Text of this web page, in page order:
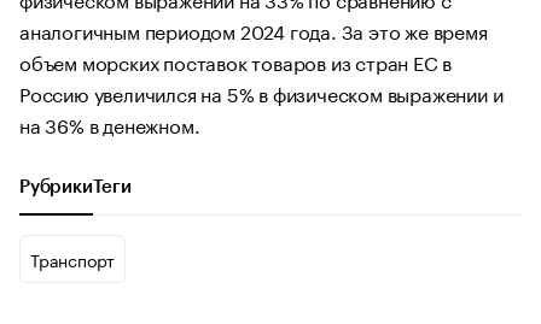
аналогичным периодом 2024 года. За это же время
объем морских поставок товаров из стран ЕС в
Россию увеличился на 5% в физическом выражении и
на 36% в денежном.
Рубрики Теги
Транспорт